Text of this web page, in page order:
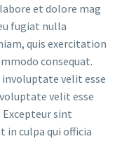
et dolore mag
fugiat nulla
quis exercitation
consequat.
velit esse
velit esse
sint
in culpa qui officia